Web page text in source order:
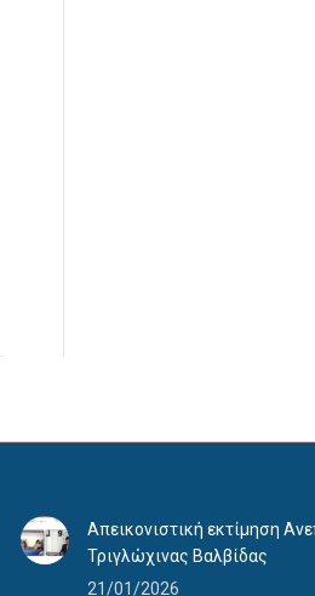
Απεικονιστική εκτίμηση
Τριγλώχινας Βαλβίδας
21/01/2026